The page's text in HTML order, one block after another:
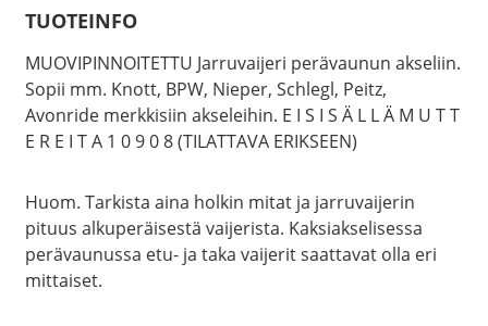
TUOTEINFO
MUOVIPINNOITETTU Jarruvaijeri perävaunun akseliin.
Sopii mm. Knott, BPW, Nieper, Schlegl, Peitz,
Avonride merkkisiin akseleihin. E I S I S Ä L L Ä M U T T
E R E I T A 1 0 9 0 8 (TILATTAVA ERIKSEEN)
Huom. Tarkista aina holkin mitat ja jarruvaijerin
pituus alkuperäisestä vaijerista. Kaksiakselisessa
perävaunussa etu- ja taka vaijerit saattavat olla eri
mittaiset.